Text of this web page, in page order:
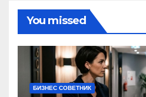
You missed
БИЗНЕС СОВЕТНИК